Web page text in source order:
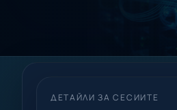
ДЕТАЙЛИ ЗА СЕСИИТЕ